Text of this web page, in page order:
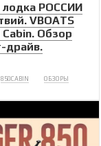
лодка РОССИИ
VBOATS
Cabin. Обзор
драйв.
850CABIN
ОБЗОРЫ